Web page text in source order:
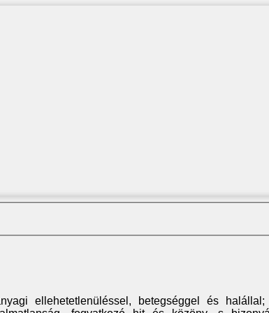
ellehetetlenüléssel, betegséggel és halállal;